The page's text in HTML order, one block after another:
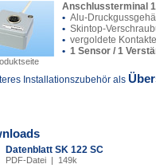
Anschlussterminal
• Alu-
• Skintop-
• vergoldete Kontakte
• 1 Sensor / 1
Installationszubehör als
Datenblatt SK 122 SC
PDF-Datei | 149k